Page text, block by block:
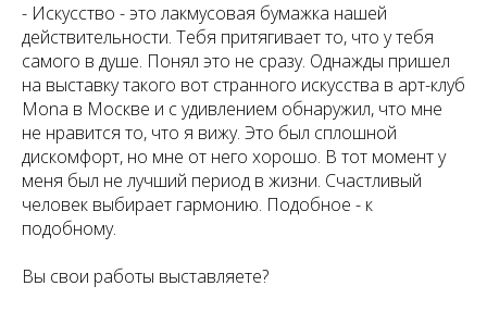
- Искусство - это лакмусовая бумажка нашей
действительности. Тебя притягивает то, что у тебя
самого в душе. Понял это не сразу. Однажды пришел
на выставку такого вот странного искусства в арт-клуб
Mona в Москве и с удивлением обнаружил, что мне
не нравится то, что я вижу. Это был сплошной
дискомфорт, но мне от него хорошо. В тот момент у
меня был не лучший период в жизни. Счастливый
человек выбирает гармонию. Подобное - к
подобному.
Вы свои работы выставляете?